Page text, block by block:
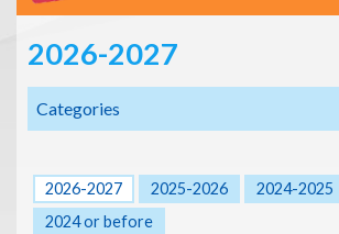
2026-2027
Categories
2026-2027 2025-2026
2024-2025
2024 or before